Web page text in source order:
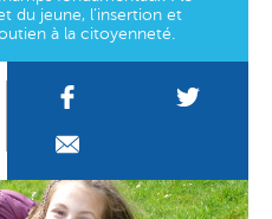
du jeune, l’insertion et
à la citoyenneté.